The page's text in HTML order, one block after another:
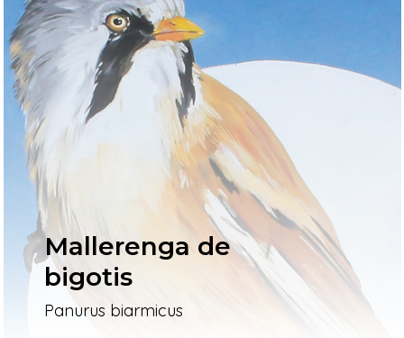
Mallerenga de
bigotis
Panurus biarmicus